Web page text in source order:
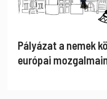
Pályázat a nemek
európai